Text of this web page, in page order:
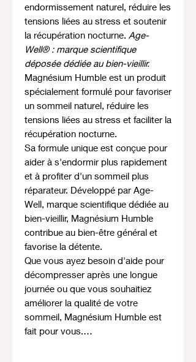
endormissement naturel, réduire les
tensions liées au stress et soutenir
la récupération nocturne. Age-
Well® : marque scientifique
déposée dédiée au bien-vieillir.
Magnésium Humble est un produit
spécialement formulé pour favoriser
un sommeil naturel, réduire les
tensions liées au stress et faciliter la
récupération nocturne.
Sa formule unique est conçue pour
aider à s'endormir plus rapidement
et à profiter d'un sommeil plus
réparateur. Développé par Age-
Well, marque scientifique dédiée au
bien-vieillir, Magnésium Humble
contribue au bien-être général et
favorise la détente.
Que vous ayez besoin d'aide pour
décompresser après une longue
journée ou que vous souhaitiez
améliorer la qualité de votre
sommeil, Magnésium Humble est
fait pour vous.…